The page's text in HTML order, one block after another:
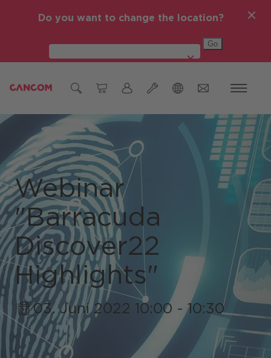
Do you want to change the location?
Shops / Marketplace / Portale
Ticket Einmeldung
Hardware Reparatur
Österreich
Deutschland
Czech Republic (čeština)
Romania (Română)
Global (English)
Webinar
"Barracuda
Discover22
Highlights"
03. Juni 2022 10:00 - 10:30